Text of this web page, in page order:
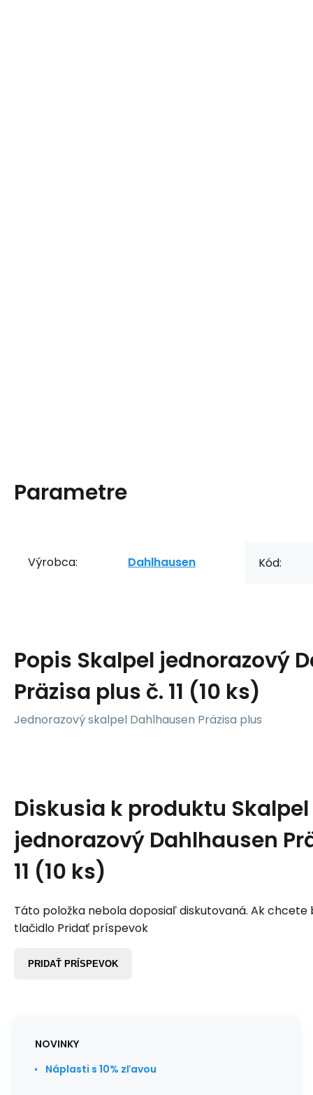
Parametre
Výrobca: Dahlhausen Kód:
Popis Skalpel jednorazový
Präzisa plus č. 11 (10 ks)
Jednorazový skalpel Dahlhausen Präzisa plus
Diskusia k produktu Skalpel
jednorazový Dahlhausen
11 (10 ks)
Táto položka nebola doposiaľ diskutovaná. Ak chcete
tlačidlo Pridať príspevok
PRIDAŤ PRÍSPEVOK
NOVINKY
Náplasti s 10% zľavou